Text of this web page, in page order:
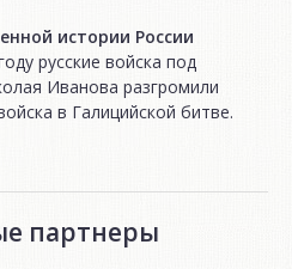
истории России
русские войска под
Иванова разгромили
в Галицийской битве.
партнеры